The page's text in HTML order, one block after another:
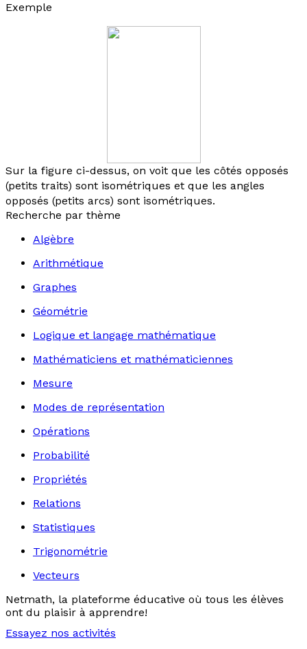
Exemple
Sur la figure ci-dessus, on voit que les côtés opposés
(petits traits) sont isométriques et que les angles
opposés (petits arcs) sont isométriques.
Recherche par thème
Algèbre
Arithmétique
Graphes
Géométrie
Logique et langage mathématique
Mathématiciens et mathématiciennes
Mesure
Modes de représentation
Opérations
Probabilité
Propriétés
Relations
Statistiques
Trigonométrie
Vecteurs
Netmath, la plateforme éducative où tous les élèves
ont du plaisir à apprendre!
Essayez nos activités